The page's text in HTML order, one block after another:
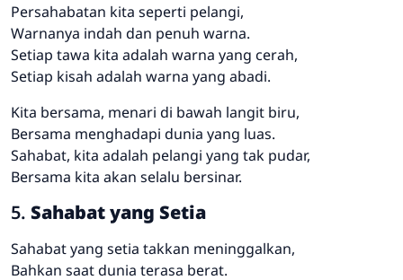
Persahabatan kita seperti pelangi,
Warnanya indah dan penuh warna.
Setiap tawa kita adalah warna yang cerah,
Setiap kisah adalah warna yang abadi.
Kita bersama, menari di bawah langit biru,
Bersama menghadapi dunia yang luas.
Sahabat, kita adalah pelangi yang tak pudar,
Bersama kita akan selalu bersinar.
5. Sahabat yang Setia
Sahabat yang setia takkan meninggalkan,
Bahkan saat dunia terasa berat.